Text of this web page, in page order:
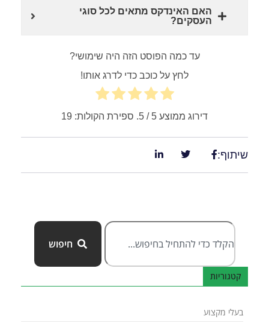
האם האינדקס מתאים לכל סוגי
העסקים?
עד כמה הפוסט הזה היה שימושי?
לחץ על כוכב כדי לדרג אותו!
דירוג ממוצע 5 / 5. ספירת הקולות: 19
שיתוף:
חיפוש
קטגוריות
בעלי מקצוע